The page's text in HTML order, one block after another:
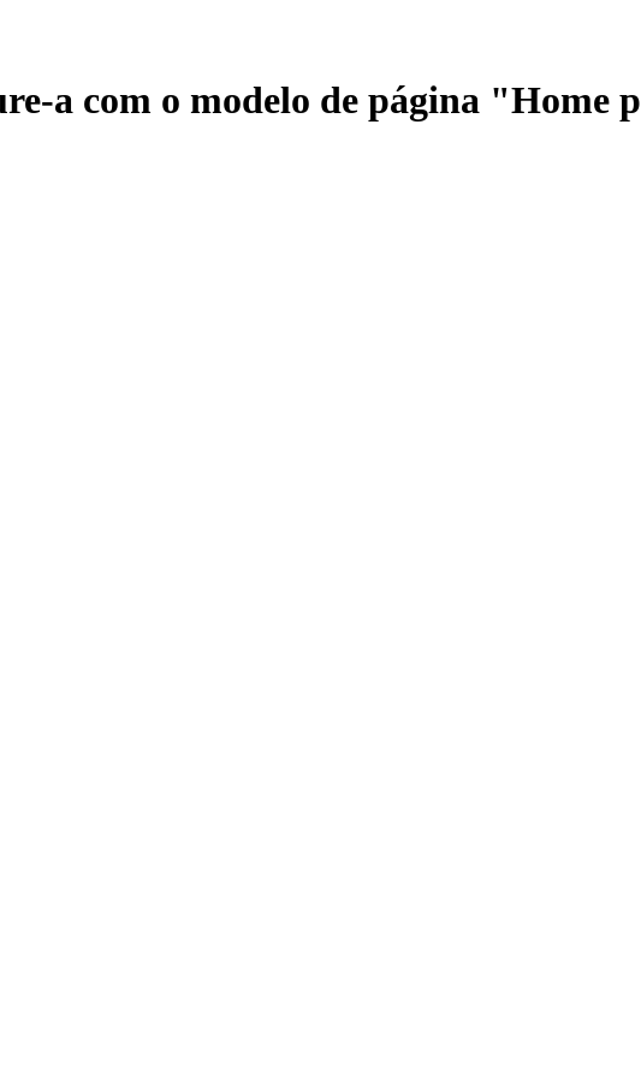
a com o modelo de página "Home